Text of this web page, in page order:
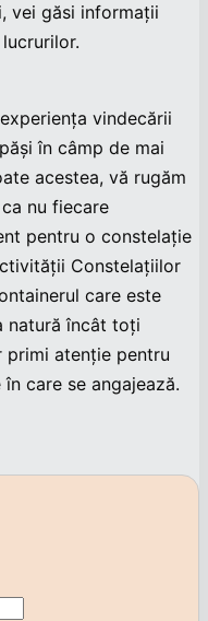
vei găsi informații
vindecării
în câmp de mai
acestea, vă rugăm
nu fiecare
pentru o constelație
Constelațiilor
care este
natură încât toți
atenție pentru
care se angajează.